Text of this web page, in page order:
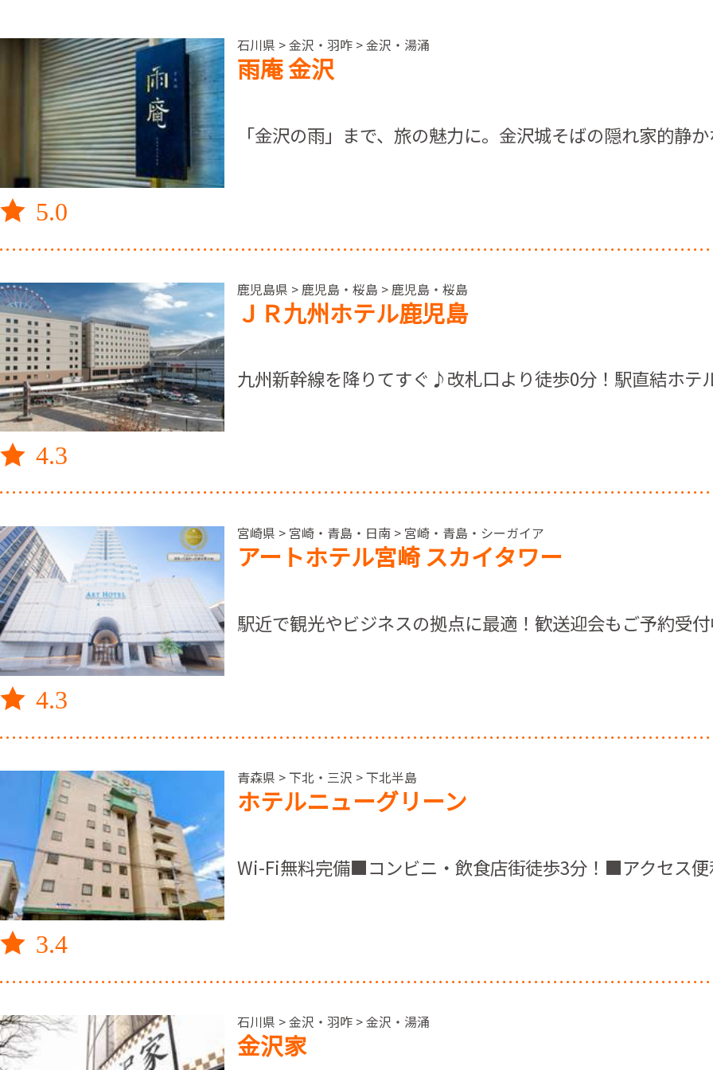
5.0
石川県 > 金沢・羽咋 > 金沢・湯涌
雨庵 金沢
「金沢の雨」まで、旅の魅力に。金沢城そばの隠れ家的静
4.3
鹿児島県 > 鹿児島・桜島 > 鹿児島・桜島
ＪＲ九州ホテル鹿児島
九州新幹線を降りてすぐ♪改札口より徒歩0分！駅直結ホテ
4.3
宮崎県 > 宮崎・青島・日南 > 宮崎・青島・シーガイア
アートホテル宮崎 スカイタワー
駅近で観光やビジネスの拠点に最適！歓送迎会もご予約受
3.4
青森県 > 下北・三沢 > 下北半島
ホテルニューグリーン
Wi-Fi無料完備■コンビニ・飲食店街徒歩3分！■アクセス便
石川県 > 金沢・羽咋 > 金沢・湯涌
金沢家